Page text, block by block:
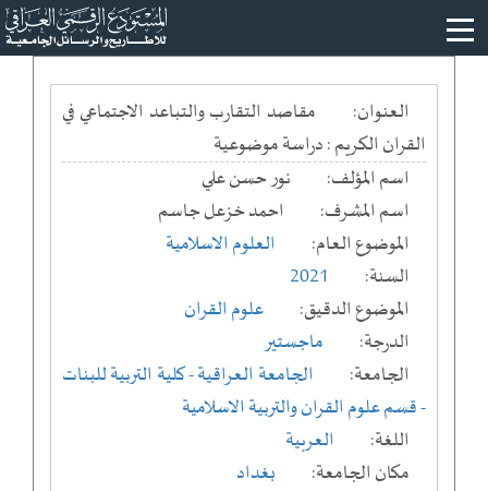
العنوان:
مقاصد التقارب والتباعد الاجتماعي في
القران الكريم : دراسة موضوعية
اسم المؤلف:
نور حسن علي
اسم المشرف:
احمد خزعل جاسم
الموضوع العام:
العلوم الاسلامية
السنة:
2021
الموضوع الدقيق:
علوم القران
الدرجة:
ماجستير
الجامعة:
الجامعة العراقية- كلية التربية للبنات
- قسم علوم القران والتربية الاسلامية
اللغة:
العربية
مكان الجامعة:
بغداد